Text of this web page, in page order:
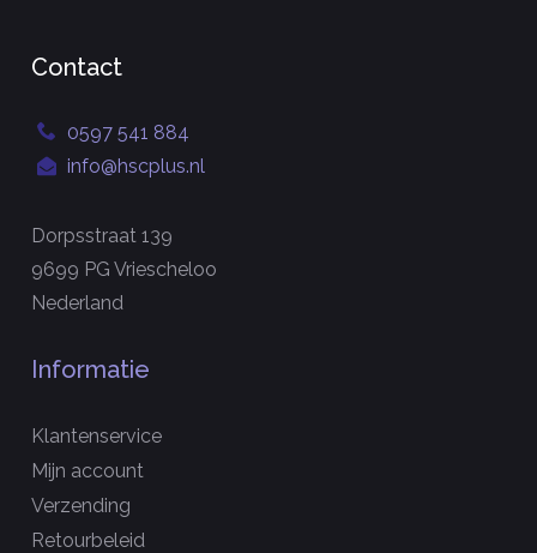
Contact
0597 541 884
info@hscplus.nl
Dorpsstraat 139
9699 PG Vriescheloo
Nederland
Informatie
Klantenservice
Mijn account
Verzending
Retourbeleid